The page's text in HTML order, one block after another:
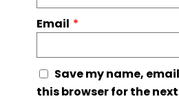
Email *
Save my name,
this browser for the